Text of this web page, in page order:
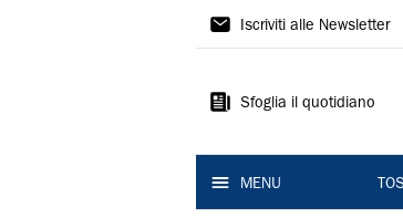
Il
Iscriviti alle Newsletter
Sfoglia il quotidiano
MENU